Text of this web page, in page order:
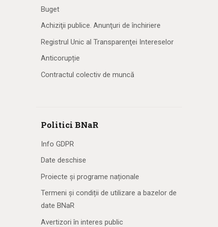
Buget
Achiziţii publice. Anunţuri de închiriere
Registrul Unic al Transparenţei Intereselor
Anticorupție
Contractul colectiv de muncă
Politici BNaR
Info GDPR
Date deschise
Proiecte și programe naționale
Termeni și condiții de utilizare a bazelor de
date BNaR
Avertizori în interes public